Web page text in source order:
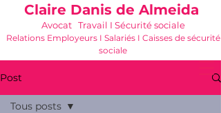
Claire Danis de Almeida
Avocat Travail I Sécurité sociale
Relations Employeurs I Salariés I Caisses de sécurité
sociale
Post
Tous posts